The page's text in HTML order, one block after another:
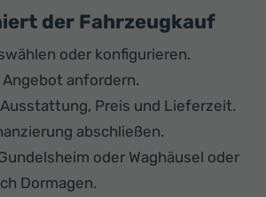
der Fahrzeugkauf
oder konfigurieren.
anfordern.
Preis und Lieferzeit.
abschließen.
oder Waghäusel oder
Dormagen.